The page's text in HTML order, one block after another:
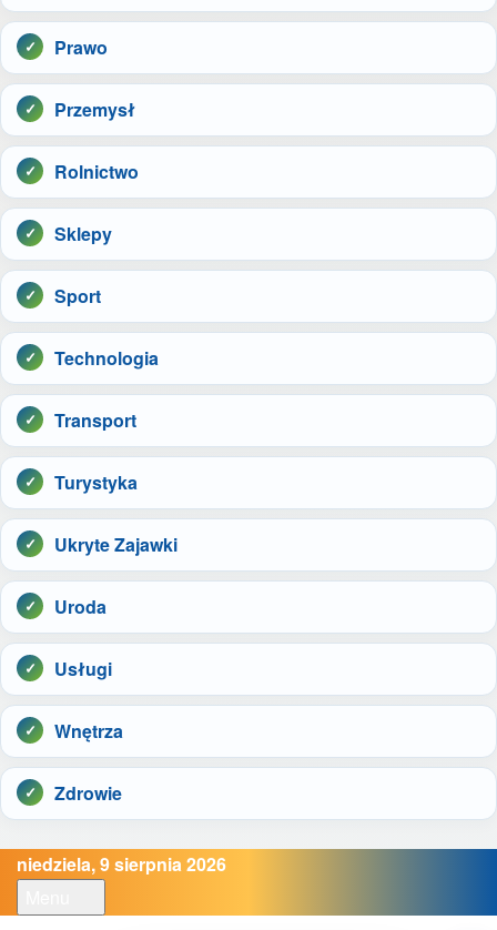
Prawo
Przemysł
Rolnictwo
Sklepy
Sport
Technologia
Transport
Turystyka
Ukryte Zajawki
Uroda
Usługi
Wnętrza
Zdrowie
niedziela, 9 sierpnia 2026